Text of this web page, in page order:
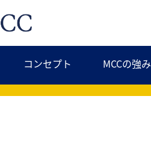
コンセプト MCCの強み